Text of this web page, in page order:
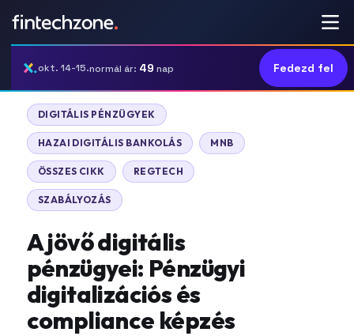
okt. 14-15.normál ár: 49 nap Fedezd fel
DIGITÁLIS PÉNZÜGYEK
HAZAI DIGITÁLIS BANKOLÁS MNB
ÖSSZES CIKK REGTECH
SZABÁLYOZÁS
A jövő digitális
pénzügyei: Pénzügyi
digitalizációs és
compliance képzés